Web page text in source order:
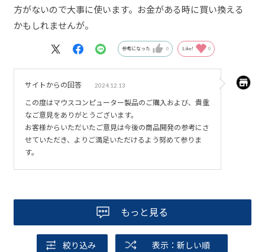
方がないので大事に使います。お金がある時に買い換える
かもしれませんが。
参考になった 0 Like! 0
サイトからの回答 2024.12.13
この度はマウスコンピューター製品のご購入および、貴重
なご意見をありがとうございます。
お客様からいただいたご意見は今後の商品開発の参考にさ
せていただき、よりご満足いただけるよう努めて参りま
す。
もっと見る
絞り込み 表示：新しい順